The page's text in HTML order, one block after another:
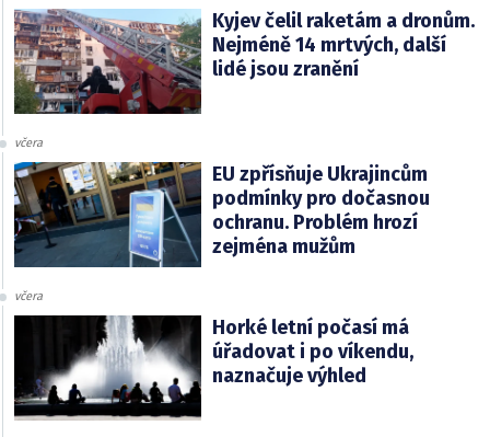
Kyjev čelil raketám a dronům.
Nejméně 14 mrtvých, další
lidé jsou zranění
včera
EU zpřísňuje Ukrajincům
podmínky pro dočasnou
ochranu. Problém hrozí
zejména mužům
včera
Horké letní počasí má
úřadovat i po víkendu,
naznačuje výhled